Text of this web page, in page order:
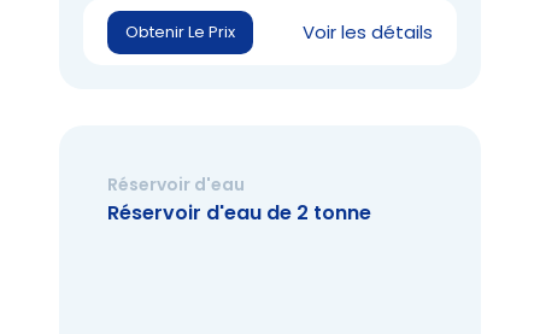
Obtenir Le Prix Voir les détails
Réservoir d'eau
Réservoir d'eau de 2 tonne